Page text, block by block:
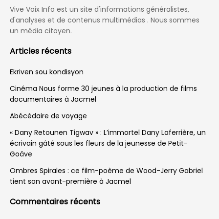
Vive Voix Info est un site d'informations généralistes,
d'analyses et de contenus multimédias . Nous sommes
un média citoyen.
Articles récents
Ekriven sou kondisyon
Cinéma Nous forme 30 jeunes à la production de films
documentaires à Jacmel
Abécédaire de voyage
« Dany Retounen Tigwav » : L’immortel Dany Laferrière, un
écrivain gâté sous les fleurs de la jeunesse de Petit-
Goâve
Ombres Spirales : ce film-poème de Wood-Jerry Gabriel
tient son avant-première à Jacmel
Commentaires récents